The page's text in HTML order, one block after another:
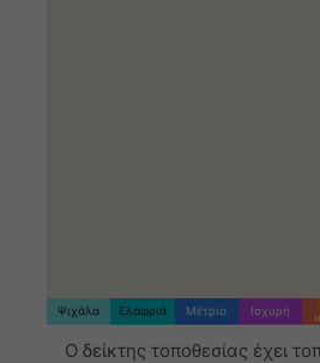
Ψιχάλα Ελαφριά Μέτριο Ισχυρή
Ο δείκτης τοποθεσίας έχει